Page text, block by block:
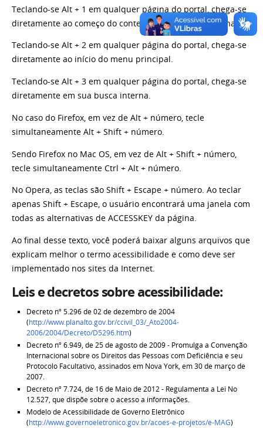
Teclando-se Alt + 1 em qualquer página do portal, chega-se
diretamente ao começo do conteúdo principal da página.
Teclando-se Alt + 2 em qualquer página do portal, chega-se
diretamente ao início do menu principal.
Teclando-se Alt + 3 em qualquer página do portal, chega-se
diretamente em sua busca interna.
No caso do Firefox, em vez de Alt + número, tecle
simultaneamente Alt + Shift + número.
Sendo Firefox no Mac OS, em vez de Alt + Shift + número,
tecle simultaneamente Ctrl + Alt + número.
No Opera, as teclas são Shift + Escape + número. Ao teclar
apenas Shift + Escape, o usuário encontrará uma janela com
todas as alternativas de ACCESSKEY da página.
Ao final desse texto, você poderá baixar alguns arquivos que
explicam melhor o termo acessibilidade e como deve ser
implementado nos sites da Internet.
Leis e decretos sobre acessibilidade:
Decreto nº 5.296 de 02 de dezembro de 2004
(http://www.planalto.gov.br/ccivil_03/_Ato2004-
2006/2004/Decreto/D5296.htm)
Decreto nº 6.949, de 25 de agosto de 2009 - Promulga a Convenção
Internacional sobre os Direitos das Pessoas com Deficiência e seu
Protocolo Facultativo, assinados em Nova York, em 30 de março de
2007.
Decreto nº 7.724, de 16 de Maio de 2012 - Regulamenta a Lei No
12.527, que dispõe sobre o acesso a informações.
Modelo de Acessibilidade de Governo Eletrônico
(http://www.governoeletronico.gov.br/acoes-e-projetos/e-MAG)